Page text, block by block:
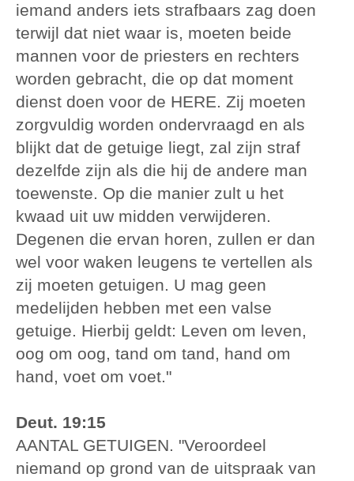
iemand anders iets strafbaars zag doen
terwijl dat niet waar is, moeten beide
mannen voor de priesters en rechters
worden gebracht, die op dat moment
dienst doen voor de HERE. Zij moeten
zorgvuldig worden ondervraagd en als
blijkt dat de getuige liegt, zal zijn straf
dezelfde zijn als die hij de andere man
toewenste. Op die manier zult u het
kwaad uit uw midden verwijderen.
Degenen die ervan horen, zullen er dan
wel voor waken leugens te vertellen als
zij moeten getuigen. U mag geen
medelijden hebben met een valse
getuige. Hierbij geldt: Leven om leven,
oog om oog, tand om tand, hand om
hand, voet om voet."
Deut. 19:15
AANTAL GETUIGEN. "Veroordeel
niemand op grond van de uitspraak van